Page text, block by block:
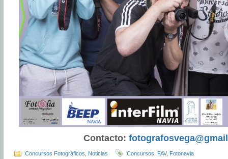
Contacto:
Concursos Fotográficos Noticias Concursos FAV, Fotonavia